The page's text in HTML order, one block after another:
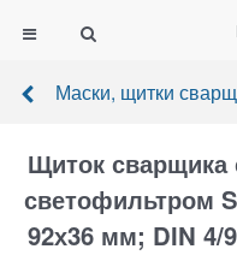
Маски, щитки
Щиток
светофильтром
92х36 мм; DIN 4/